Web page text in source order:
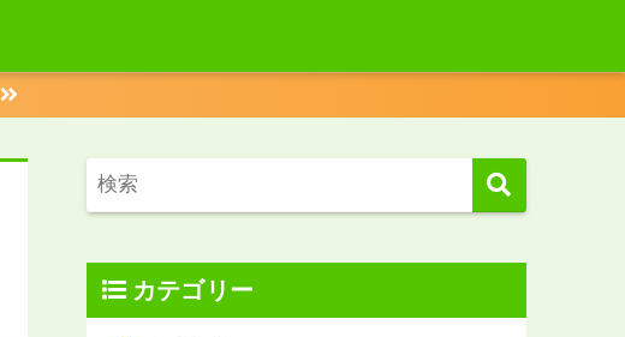
カテゴリー